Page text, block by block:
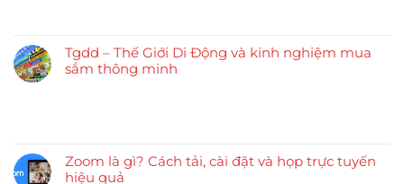
Tgdd – Thế Giới Di Động và kinh nghiệm mua
sắm thông minh
Zoom là gì? Cách tải, cài đặt và họp trực tuyến
hiệu quả